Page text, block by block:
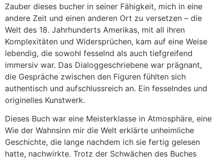
Zauber dieses bucher in seiner Fähigkeit, mich in eine
andere Zeit und einen anderen Ort zu versetzen – die
Welt des 18. Jahrhunderts Amerikas, mit all ihren
Komplexitäten und Widersprüchen, kam auf eine Weise
lebendig, die sowohl fesselnd als auch tiefgreifend
immersiv war. Das Dialoggeschriebene war prägnant,
die Gespräche zwischen den Figuren fühlten sich
authentisch und aufschlussreich an. Ein fesselndes und
originelles Kunstwerk.
Dieses Buch war eine Meisterklasse in Atmosphäre, eine
Wie der Wahnsinn mir die Welt erklärte unheimliche
Geschichte, die lange nachdem ich sie fertig gelesen
hatte, nachwirkte. Trotz der Schwächen des Buches